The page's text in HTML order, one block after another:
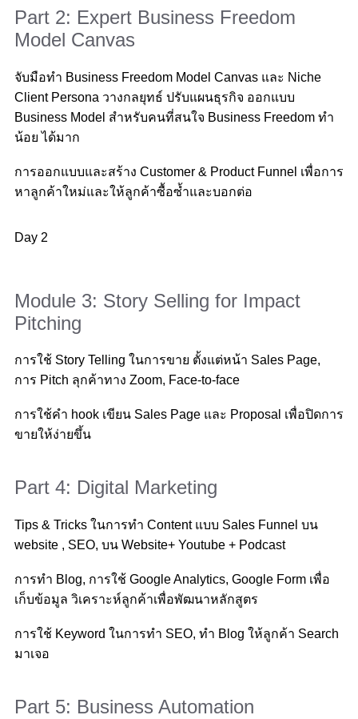
Part 2: Expert Business Freedom
Model Canvas
จับมือทำ Business Freedom Model Canvas และ Niche
Client Persona วางกลยุทธ์ ปรับแผนธุรกิจ ออกแบบ
Business Model สำหรับคนที่สนใจ Business Freedom ทำ
น้อย ได้มาก
การออกแบบและสร้าง Customer & Product Funnel เพื่อการ
หาลูกค้าใหม่และให้ลูกค้าซื้อซ้ำและบอกต่อ
Day 2
Module 3: Story Selling for Impact
Pitching
การใช้ Story Telling ในการขาย ตั้งแต่หน้า Sales Page,
การ Pitch ลุกค้าทาง Zoom, Face-to-face
การใช้คำ hook เขียน Sales Page และ Proposal เพื่อปิดการ
ขายให้ง่ายขึ้น
Part 4: Digital Marketing
Tips & Tricks ในการทำ Content แบบ Sales Funnel บน
website , SEO, บน Website+ Youtube + Podcast
การทำ Blog, การใช้ Google Analytics, Google Form เพื่อ
เก็บข้อมูล วิเคราะห์ลูกค้าเพื่อพัฒนาหลักสูตร
การใช้ Keyword ในการทำ SEO, ทำ Blog ให้ลูกค้า Search
มาเจอ
Part 5: Business Automation